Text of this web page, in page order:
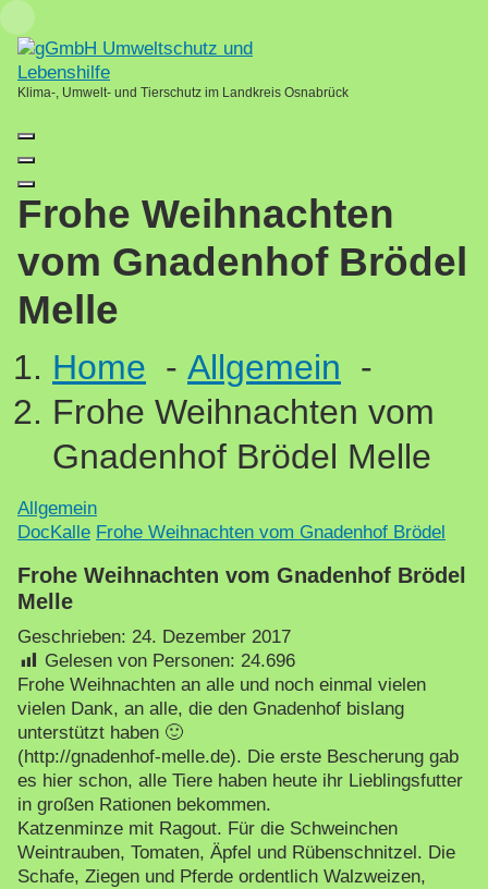
Skip
to
content
Klima-, Umwelt- und Tierschutz im Landkreis Osnabrück
Frohe Weihnachten
vom Gnadenhof Brödel
Melle
Home - Allgemein -
Frohe Weihnachten vom
Gnadenhof Brödel Melle
Allgemein
DocKalle Frohe Weihnachten vom Gnadenhof Brödel
Frohe Weihnachten vom Gnadenhof Brödel
Melle
Geschrieben: 24. Dezember 2017
Gelesen von Personen: 24.696
Frohe Weihnachten an alle und noch einmal vielen
vielen Dank, an alle, die den Gnadenhof bislang
unterstützt haben 🙂
(http://gnadenhof-melle.de). Die erste Bescherung gab
es hier schon, alle Tiere haben heute ihr Lieblingsfutter
in großen Rationen bekommen.
Katzenminze mit Ragout. Für die Schweinchen
Weintrauben, Tomaten, Äpfel und Rübenschnitzel. Die
Schafe, Ziegen und Pferde ordentlich Walzweizen,